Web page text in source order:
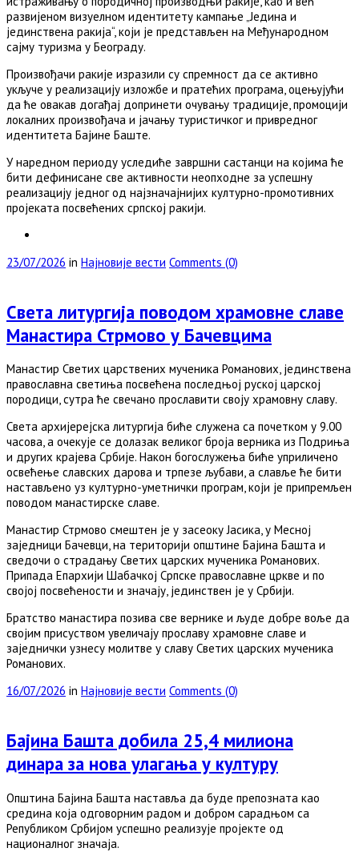
развијеном визуелном идентитету кампање „Једина и
јединствена ракија“, који је представљен на Међународном
сајму туризма у Београду.
Произвођачи ракије изразили су спремност да се активно
укључе у реализацију изложбе и пратећих програма, оцењујући
да ће овакав догађај допринети очувању традиције, промоцији
локалних произвођача и јачању туристичког и привредног
идентитета Бајине Баште.
У наредном периоду уследиће завршни састанци на којима ће
бити дефинисане све активности неопходне за успешну
реализацију једног од најзначајнијих културно-промотивних
пројеката посвећених српској ракији.
23/07/2026 in Најновије вести Comments (0)
Света литургија поводом храмовне славе
Манастира Стрмово у Бачевцима
Манастир Светих царствених мученика Романових, јединствена
православна светиња посвећена последњој руској царској
породици, сутра ће свечано прославити своју храмовну славу.
Света архијерејска литургија биће служена са почетком у 9.00
часова, а очекује се долазак великог броја верника из Подриња
и других крајева Србије. Након богослужења биће уприличено
освећење славских дарова и трпезе љубави, а славље ће бити
настављено уз културно-уметнички програм, који је припремљен
поводом манастирске славе.
Манастир Стрмово смештен је у засеоку Јасика, у Месној
заједници Бачевци, на територији општине Бајина Башта и
сведочи о страдању Светих царских мученика Романових.
Припада Епархији Шабачкој Српске православне цркве и по
својој посвећености и значају, јединствен је у Србији.
Братство манастира позива све вернике и људе добре воље да
својим присуством увеличају прославу храмовне славе и
заједнички узнесу молитве у славу Светих царских мученика
Романових.
16/07/2026 in Најновије вести Comments (0)
Бајина Башта добила 25,4 милиона
динара за нова улагања у културу
Општина Бајина Башта наставља да буде препозната као
средина која одговорним радом и добром сарадњом са
Републиком Србијом успешно реализује пројекте од
националног значаја.